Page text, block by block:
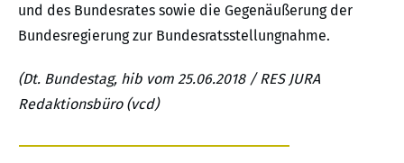
und des Bundesrates sowie die Gegenäußerung der
Bundesregierung zur Bundesratsstellungnahme.
(Dt. Bundestag, hib vom 25.06.2018 / RES JURA
Redaktionsbüro (vcd)